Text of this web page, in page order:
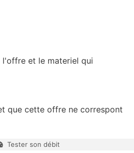
l'offre et le materiel qui
que cette offre ne correspont
Tester son débit